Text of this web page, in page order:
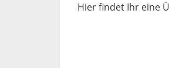
Hier findet Ihr eine